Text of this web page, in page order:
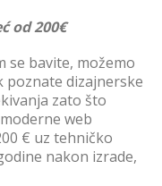
od 200€
se bavite, možemo
poznate dizajnerske
zato što
web
€ uz tehničko
nakon izrade,